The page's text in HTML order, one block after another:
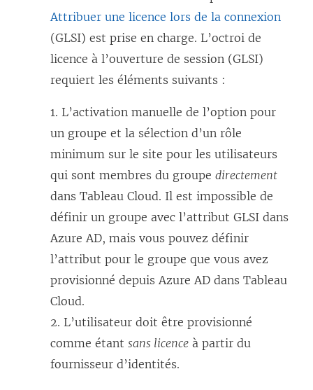
Attribuer une licence lors de la connexion
(GLSI) est prise en charge. L’octroi de
licence à l’ouverture de session (GLSI)
requiert les éléments suivants :
1. L’activation manuelle de l’option pour
un groupe et la sélection d’un rôle
minimum sur le site pour les utilisateurs
qui sont membres du groupe directement
dans Tableau Cloud. Il est impossible de
définir un groupe avec l’attribut GLSI dans
Azure AD, mais vous pouvez définir
l’attribut pour le groupe que vous avez
provisionné depuis Azure AD dans Tableau
Cloud.
2. L’utilisateur doit être provisionné
comme étant sans licence à partir du
fournisseur d’identités.